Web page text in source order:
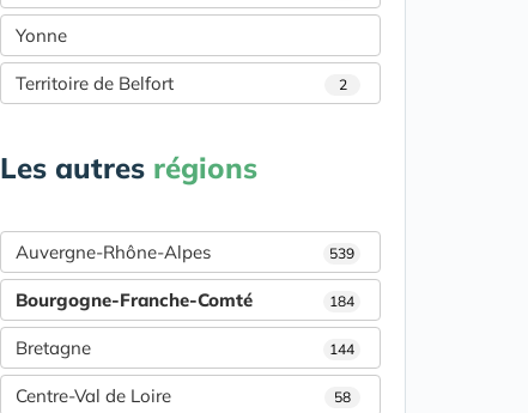
Yonne
Territoire de Belfort 2
Les autres régions
Auvergne-Rhône-Alpes 539
Bourgogne-Franche-Comté 184
Bretagne 144
Centre-Val de Loire 58